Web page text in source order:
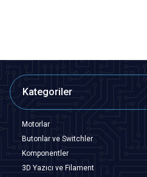
Kategoriler
Motorlar
Butonlar ve Switchler
Komponentler
3D Yazıcı ve Filament